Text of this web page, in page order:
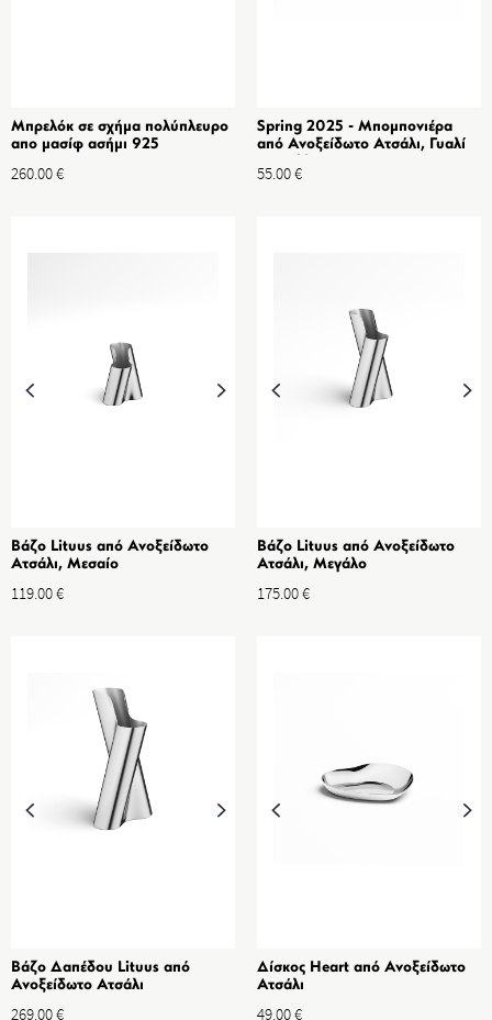
Μπρελόκ σε σχήμα πολύπλευρο
απο μασίφ ασήμι 925
260.00€
Spring 2025 - Μπομπονιέρα
από Ανοξείδωτο Ατσάλι, Γυαλί
18Κ
55.00€
Βάζο Lituus από Ανοξείδωτο
Ατσάλι, Μεσαίο
119.00€
Βάζο Lituus από Ανοξείδωτο
Ατσάλι, Μεγάλο
175.00€
Βάζο Δαπέδου Lituus από
Ανοξείδωτο Ατσάλι
269.00€
Δίσκος Heart από Ανοξείδωτο
Ατσάλι
49.00€